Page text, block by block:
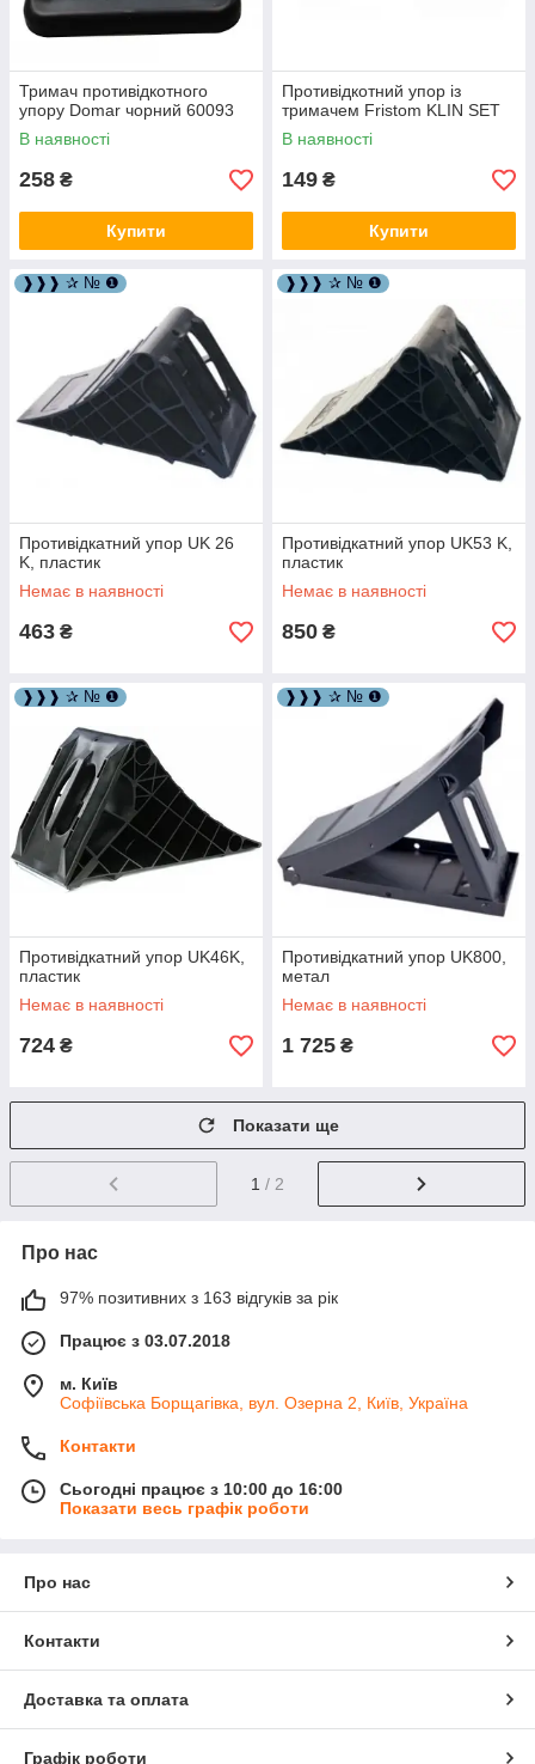
Тримач противідкотного
упору Domar чорний 60093
В наявності
258 ₴
Купити
Противідкотний упор із
тримачем Fristom KLIN SET
В наявності
149 ₴
Купити
❱❱❱ ✰ № ❶
Противідкатний упор UK 26
K, пластик
Немає в наявності
463 ₴
❱❱❱ ✰ № ❶
Противідкатний упор UK53 K,
пластик
Немає в наявності
850 ₴
❱❱❱ ✰ № ❶
Противідкатний упор UK46K,
пластик
Немає в наявності
724 ₴
❱❱❱ ✰ № ❶
Противідкатний упор UK800,
метал
Немає в наявності
1 725 ₴
Показати ще
1 / 2
Про нас
97% позитивних з 163 відгуків за рік
Працює з 03.07.2018
м. Київ
Софіївська Борщагівка, вул. Озерна 2, Київ, Україна
Контакти
Сьогодні працює з 10:00 до 16:00
Показати весь графік роботи
Про нас
Контакти
Доставка та оплата
Графік роботи